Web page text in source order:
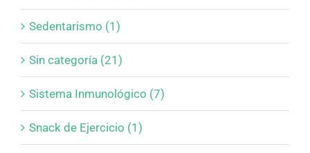
Sedentarismo (1)
Sin categoría (21)
Sistema Inmunológico (7)
Snack de Ejercicio (1)